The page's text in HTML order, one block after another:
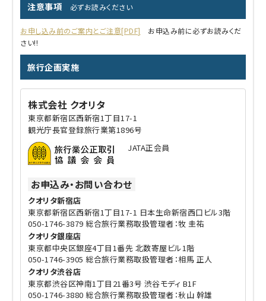
注意事項 必ずお読みください
お申し込み前のご案内とご注意[PDF]
お申込み前に必ずお読みくだ
さい!!
旅行企画実施
株式会社 クオリタ
東京都新宿区西新宿1丁目17-1
観光庁長官登録旅行業第1896号
JATA正会員
お申込み・お問い合わせ
クオリタ新宿店
東京都新宿区西新宿1丁目17-1 日本生命新宿西口ビル3階
050-1746-3879 総合旅行業務取扱管理者：牧 圭祐
クオリタ銀座店
東京都中央区銀座4丁目1番先 北数寄屋ビル1階
050-1746-3905 総合旅行業務取扱管理者：相馬 正人
クオリタ渋谷店
東京都渋谷区神南1丁目21番3号 渋谷モディ B1F
050-1746-3880 総合旅行業務取扱管理者：秋山 幹雄